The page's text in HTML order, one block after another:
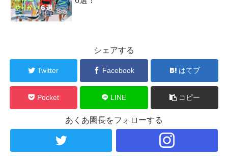
シェアする
Twitter Facebook はてブ
Pocket LINE コピー
あくあ園長をフォローする